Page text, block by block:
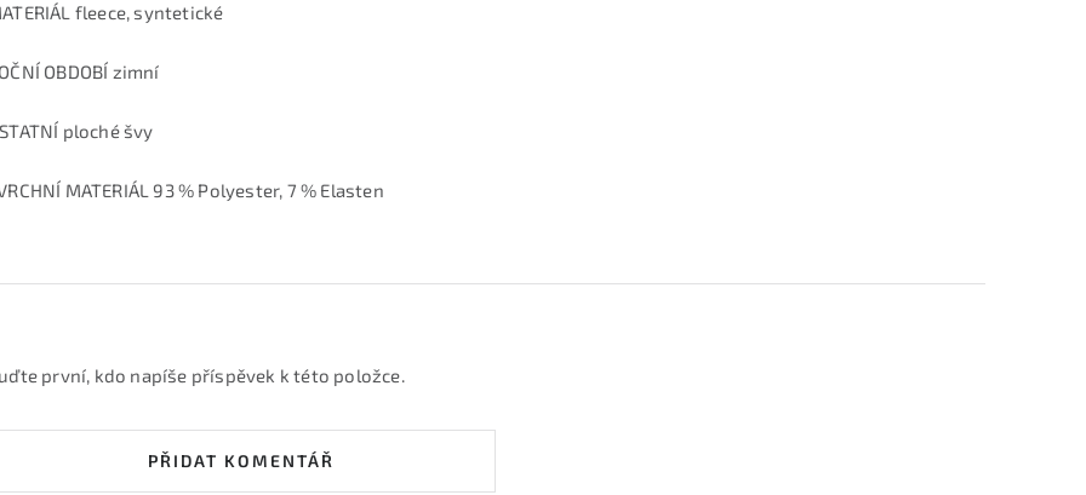
fleece, syntetické
OBDOBÍ zimní
ploché švy
MATERIÁL 93 % Polyester, 7 % Elasten
první, kdo napíše příspěvek k této položce.
PŘIDAT KOMENTÁŘ